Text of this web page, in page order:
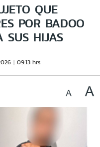
QUE
POR BADOO
HIJAS
09:13 hrs